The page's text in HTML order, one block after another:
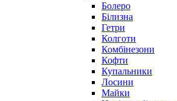
Болеро
Білизна
Гетри
Колготи
Комбінезони
Кофти
Купальники
Лосини
Майки